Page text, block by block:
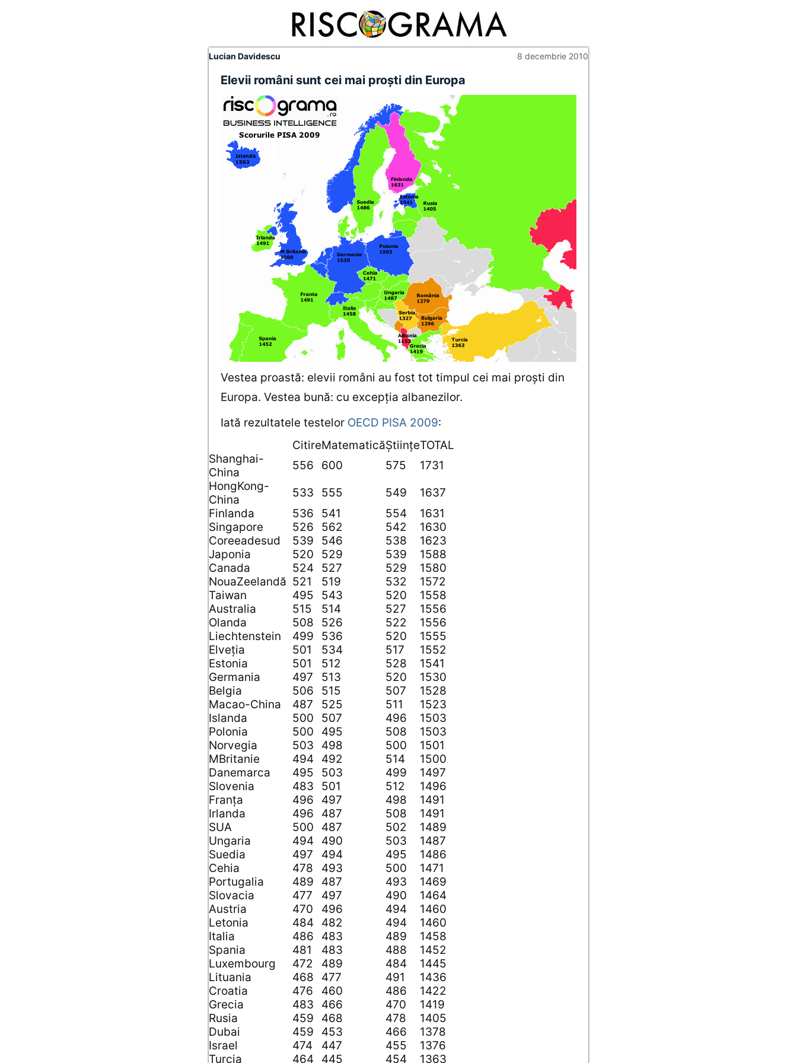
Lucian Davidescu 8 decembrie 2010
Elevii români sunt cei mai proşti din Europa
Vestea proastă: elevii români au fost tot timpul cei mai proşti din
Europa. Vestea bună: cu excepţia albanezilor.
Iată rezultatele testelor OECD PISA 2009:
CitireMatematicăȘtiinţeTOTAL
Shanghai-
China
556 600 575
1731
HongKong-
China
533 555 549
1637
Finlanda
536 541 554
1631
Singapore
526 562 542
1630
Coreeadesud
539 546 538
1623
Japonia
520 529 539
1588
Canada
524 527 529
1580
NouaZeelandă 521 519 532
1572
Taiwan
495 543 520
1558
Australia
515 514 527
1556
Olanda
508 526 522
1556
Liechtenstein
499 536 520
1555
Elveţia
501 534 517
1552
Estonia
501 512 528
1541
Germania
497 513 520
1530
Belgia
506 515 507
1528
Macao-China
487 525 511
1523
Islanda
500 507 496
1503
Polonia
500 495 508
1503
Norvegia
503 498 500
1501
MBritanie
494 492 514
1500
Danemarca
495 503 499
1497
Slovenia
483 501 512
1496
Franţa
496 497 498
1491
Irlanda
496 487 508
1491
SUA
500 487 502
1489
Ungaria
494 490 503
1487
Suedia
497 494 495
1486
Cehia
478 493 500
1471
Portugalia
489 487 493
1469
Slovacia
477 497 490
1464
Austria
470 496 494
1460
Letonia
484 482 494
1460
Italia
486 483 489
1458
Spania
481 483 488
1452
Luxembourg
472 489 484
1445
Lituania
468 477 491
1436
Croatia
476 460 486
1422
Grecia
483 466 470
1419
Rusia
459 468 478
1405
Dubai
459 453 466
1378
Israel
474 447 455
1376
Turcia
464 445 454 1363